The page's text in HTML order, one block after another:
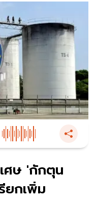
ศษ 'กักตุน
ยกเพิ่ม